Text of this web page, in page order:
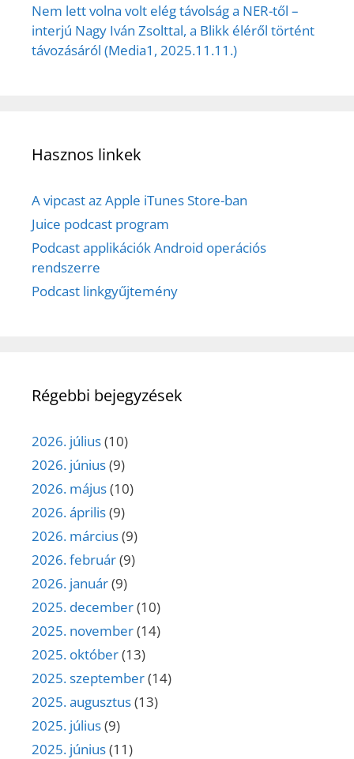
Nem lett volna volt elég távolság a NER-től –
interjú Nagy Iván Zsolttal, a Blikk éléről történt
távozásáról (Media1, 2025.11.11.)
Hasznos linkek
A vipcast az Apple iTunes Store-ban
Juice podcast program
Podcast applikációk Android operációs
rendszerre
Podcast linkgyűjtemény
Régebbi bejegyzések
2026. július(10)
2026. június(9)
2026. május(10)
2026. április(9)
2026. március(9)
2026. február(9)
2026. január(9)
2025. december(10)
2025. november(14)
2025. október(13)
2025. szeptember(14)
2025. augusztus(13)
2025. július(9)
2025. június(11)